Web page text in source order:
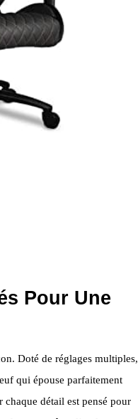
Pour Une
Doté de réglages multiples,
qui épouse parfaitement
chaque détail est pensé pour